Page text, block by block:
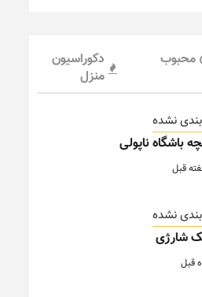
محبوب
دکوراسیون
منزل
نشده
باشگاه ناپولی
نشده
شارژی